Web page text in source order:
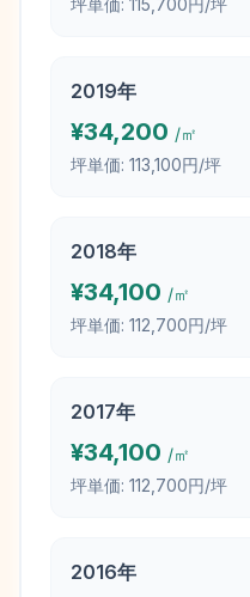
坪単価: 115,700円/坪
2019年
¥34,200 /㎡
坪単価: 113,100円/坪
2018年
¥34,100 /㎡
坪単価: 112,700円/坪
2017年
¥34,100 /㎡
坪単価: 112,700円/坪
2016年